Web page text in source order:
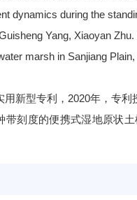
dynamics during the
Yang, Xiaoyan Zhu.
marsh in Sanjiang
用新型专利， 2020年，专利
带刻度的便携式湿地原状